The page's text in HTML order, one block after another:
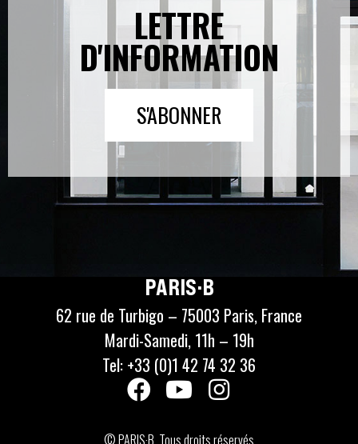
LETTRE
D'INFORMATION
S'ABONNER
PARIS·B
62 rue de Turbigo – 75003 Paris, France
Mardi-Samedi, 11h – 19h
Tel: +33 (0)1 42 74 32 36
© PARIS·B. Tous droits réservés